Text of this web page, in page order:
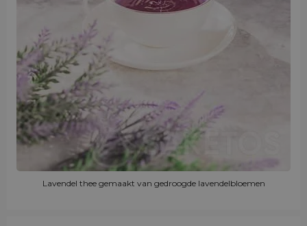
Lavendel thee gemaakt van gedroogde lavendelbloemen